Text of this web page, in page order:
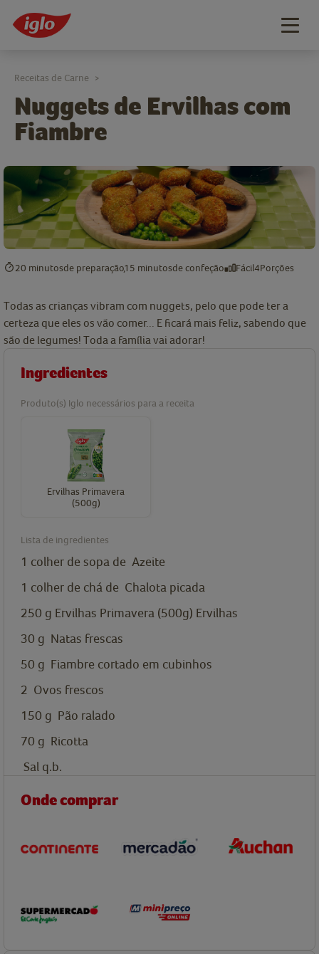
Nuggets de Ervilhas com
Fiambre
Receitas de Carne >
20 minutosde preparação15 minutosde confeção Fácil4Porções
Todas as crianças vibram com nuggets, pelo que pode ter a
certeza que eles os vão comer... E ficará mais feliz, sabendo que
são de legumes! Toda a família vai adorar!
Ingredientes
Produto(s) Iglo necessários para a receita
Ervilhas Primavera
(500g)
Lista de ingredientes
1 colher de sopa de Azeite
1 colher de chá de Chalota picada
250 g Ervilhas Primavera (500g) Ervilhas
30 g Natas frescas
50 g Fiambre cortado em cubinhos
2 Ovos frescos
150 g Pão ralado
70 g Ricotta
Sal q.b.
Onde comprar